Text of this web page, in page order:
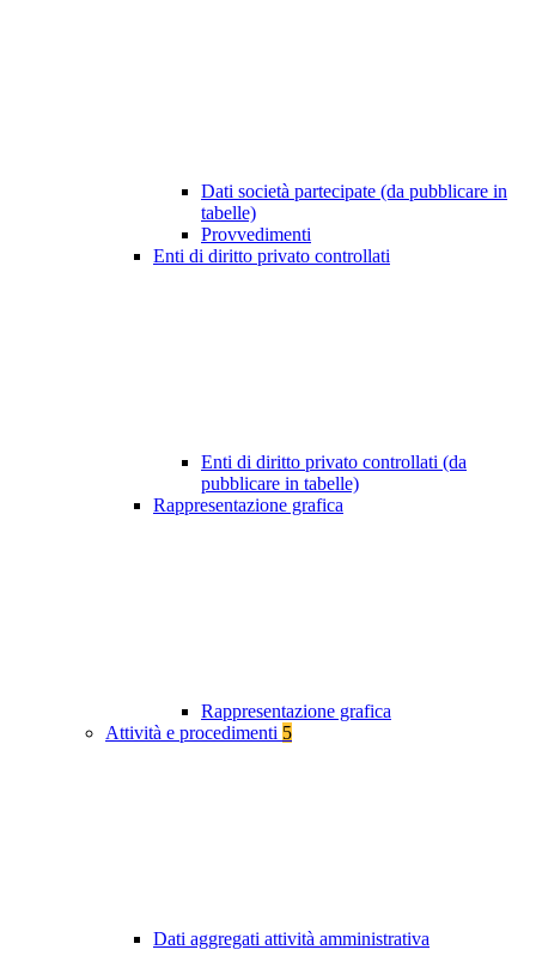
Dati società partecipate (da pubblicare in
tabelle)
Provvedimenti
Enti di diritto privato controllati
Enti di diritto privato controllati (da
pubblicare in tabelle)
Rappresentazione grafica
Rappresentazione grafica
Attività e procedimenti 5
Dati aggregati attività amministrativa